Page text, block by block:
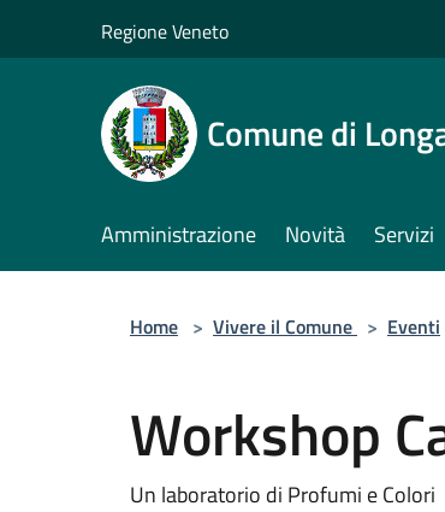
Regione Veneto
Comune di
Amministrazione Novità Servizi
Home > Vivere il Comune > Eventi
Workshop
Un laboratorio di Profumi e Colori